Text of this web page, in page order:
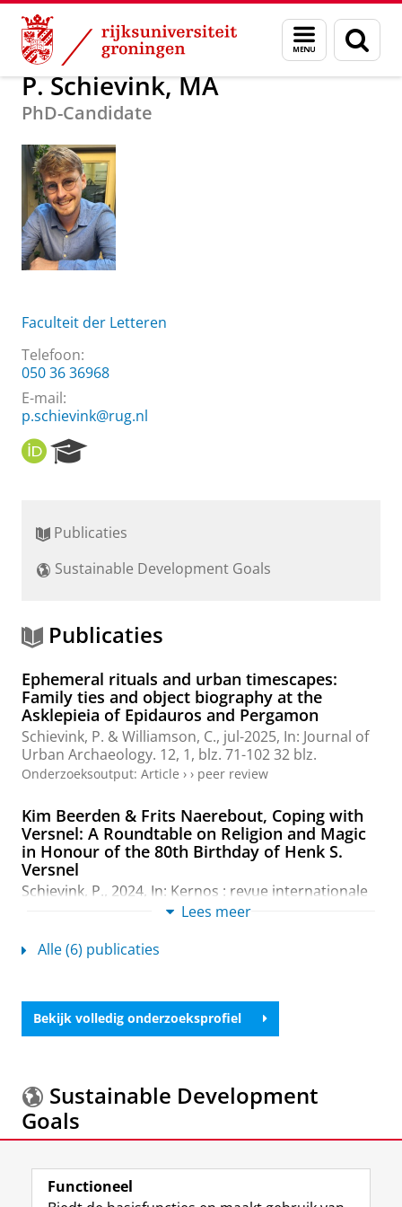
Skip
Content
Skip
Navigation
Menu
en
zoeken
Over ons P. Schievink, MA
P. Schievink, MA
PhD-Candidate
Faculteit der Letteren
Telefoon:
050 36 36968
E-mail:
p.schievink@rug.nl
O
R
r
h
r
t
l
Publicaties
Sustainable Development Goals
Publicaties
Ephemeral rituals and urban timescapes:
Family ties and object biography at the
Asklepieia of Epidauros and Pergamon
Schievink, P. &Williamson, C., jul-2025, In: Journal of
Urban Archaeology. 12, 1, blz. 71-10232 blz.
Onderzoeksoutput: Article › › peer review
Kim Beerden & Frits Naerebout, Coping with
Versnel: A Roundtable on Religion and Magic
in Honour of the 80th Birthday of Henk S.
Versnel
Schievink, P., 2024, In: Kernos : revue internationale
et pluridisciplinaire de religion grècque antique.
Onderzoeksoutput ›
Schievink, P. ,2023 , Database of Religious History.
University of British Columbia Press,
Complex Asklepieia
Schievink, P.,2023
Onderzoeksoutput
Creating complex sacred spaces: Experience,
agency and multivocality in Hellenistic
Lees meer
Alle (6) publicaties
Bekijk volledig onderzoeksprofiel
Sustainable Development
Goals
Meer informatie over deSustainable Development
Goals.Functioneel